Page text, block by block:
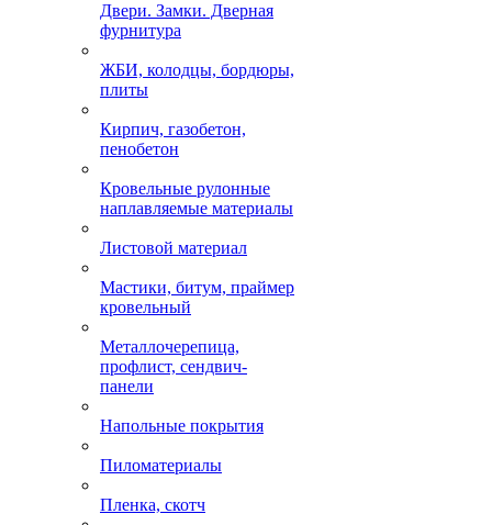
Двери. Замки. Дверная
фурнитура
ЖБИ, колодцы, бордюры,
плиты
Кирпич, газобетон,
пенобетон
Кровельные рулонные
наплавляемые материалы
Листовой материал
Мастики, битум, праймер
кровельный
Металлочерепица,
профлист, сендвич-
панели
Напольные покрытия
Пиломатериалы
Пленка, скотч